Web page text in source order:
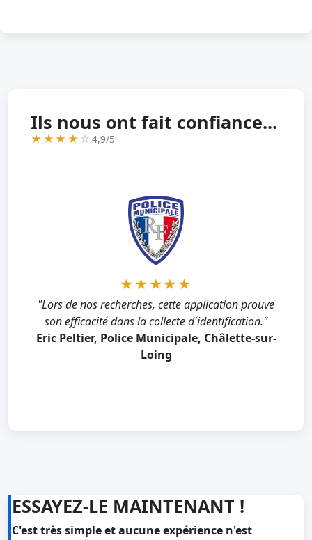
Ils nous ont fait confiance...
★★★★ ☆ 4,9/5
★★★★★
"Lors de nos recherches, cette application prouve
son efficacité dans la collecte d'identification."
Eric Peltier, Police Municipale, Châlette-sur-
Loing
★★★★★
application nous a permis de retrouver un accès
complet rapidement et sans difficulté."
Yair Wahal, Directeur Marketing, Zingali
Acustics
ESSAYEZ-LE MAINTENANT !
C'est très simple et aucune expérience n'est